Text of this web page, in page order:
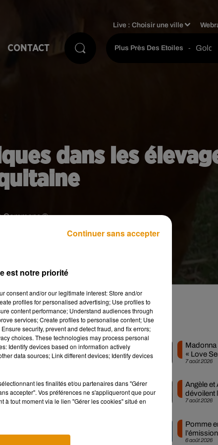
CONTACT
Live :Choisir une ville
Plus Près Des Etoiles - Gold
dans les
Commons ©
2011.<br />
de Sécurité
ont baissé de
comme dans le
« Eco Anti bio » qui a
Musique
7 août 2026
Madonna
« Love
Minogue
7 août 2026
Angèle et
dévoilent
attendue
6 août 2026
Pomme
pour son...
est notre priorité
consent and/or our legitimate interest: Store and/or
profiles for personalised advertising; Use profiles to
content performance; Understand audiences through
services; Create profiles to personalise content; Use
security, prevent and detect fraud, and fix errors;
choices. These technologies may process personal
Identify devices based on information actively
data sources; Link different devices; Identify devices
les finalités et/ou partenaires dans "Gérer
accepter". Vos préférences ne s'appliqueront que pour
à tout moment via le lien "Gérer les cookies" situé en
Continuer sans accepter